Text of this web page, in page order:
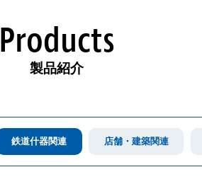
Products
製品紹介
鉄道什器関連 店舗・建築関連